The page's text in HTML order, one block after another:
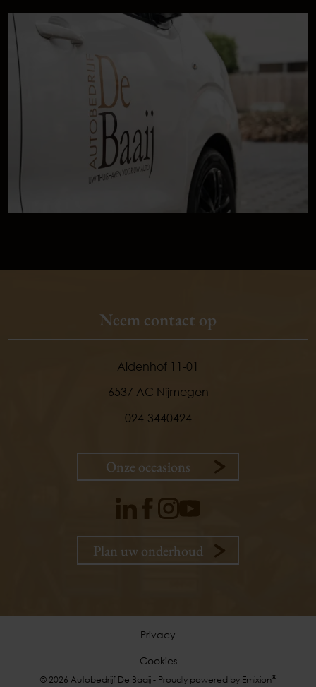
Neem contact op
Aldenhof 11-01
6537 AC Nijmegen
024-3440424
Onze occasions
Plan uw onderhoud
© 2026 Autobedrijf De Baaij - Proudly powered by Emixion®
Privacy
Cookies
Plan uw onderhoud